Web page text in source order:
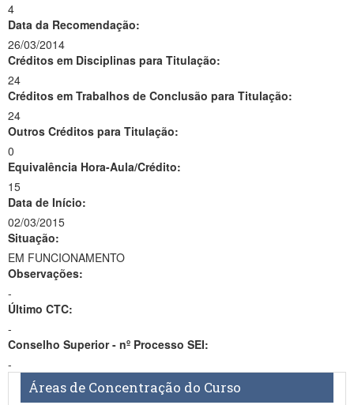
4
Data da Recomendação:
26/03/2014
Créditos em Disciplinas para Titulação:
24
Créditos em Trabalhos de Conclusão para Titulação:
24
Outros Créditos para Titulação:
0
Equivalência Hora-Aula/Crédito:
15
Data de Início:
02/03/2015
Situação:
EM FUNCIONAMENTO
Observações:
-
Último CTC:
-
Conselho Superior - nº Processo SEI:
-
Áreas de Concentração do Curso